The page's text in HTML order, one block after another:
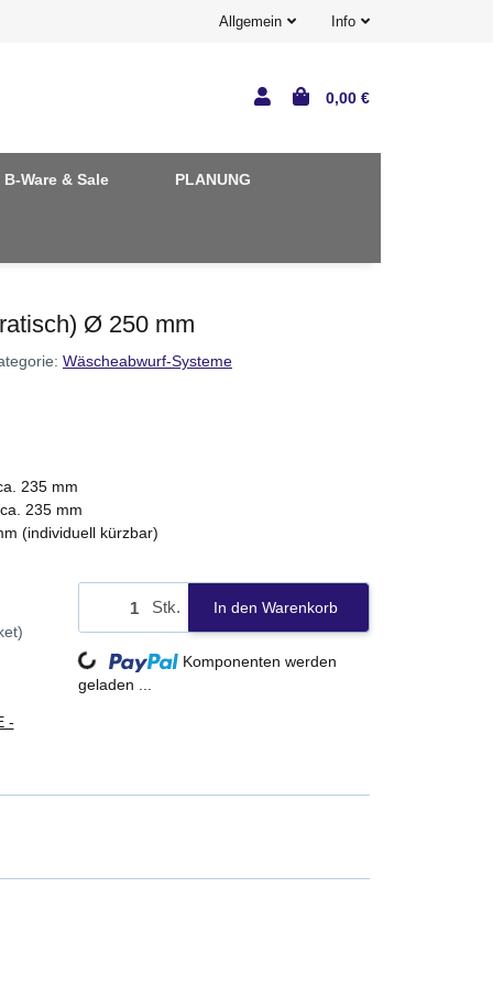
Allgemein Info
0,00 €
B-Ware & Sale PLANUNG
Ø 250 mm
Wäscheabwurf-Systeme
235 mm
ca. 235 mm
(individuell kürzbar)
-
Stk. In den Warenkorb
Loading...
Komponenten werden
geladen ...